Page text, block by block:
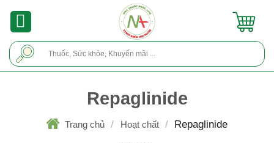
Repaglinide
Trang chủ / Hoạt chất / Repaglinide